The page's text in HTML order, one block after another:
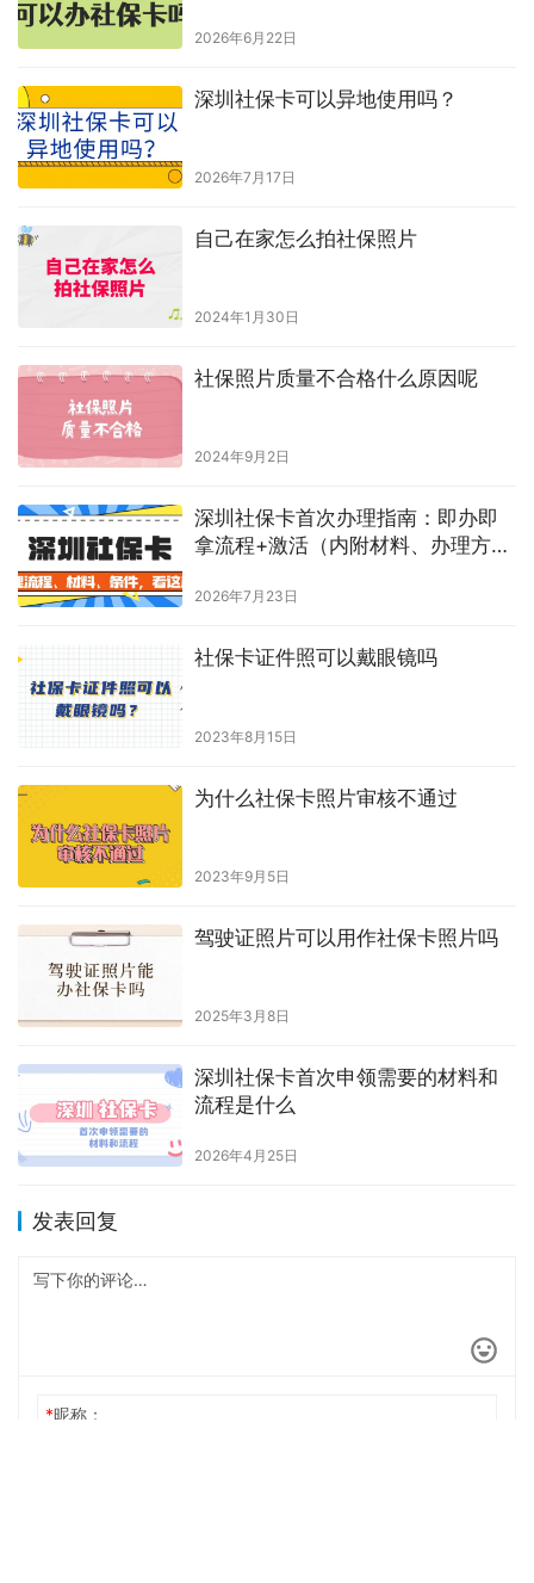
2026年6月22日
深圳社保卡可以异地使用吗？
2026年7月17日
自己在家怎么拍社保照片
2024年1月30日
社保照片质量不合格什么原因呢
2024年9月2日
深圳社保卡首次办理指南：即办即
拿流程+激活（内附材料、办理方
2026年7月23日
社保卡证件照可以戴眼镜吗
2023年8月15日
为什么社保卡照片审核不通过
2023年9月5日
驾驶证照片可以用作社保卡照片吗
2025年3月8日
深圳社保卡首次申领需要的材料和
流程是什么
2026年4月25日
发表回复
*昵称：